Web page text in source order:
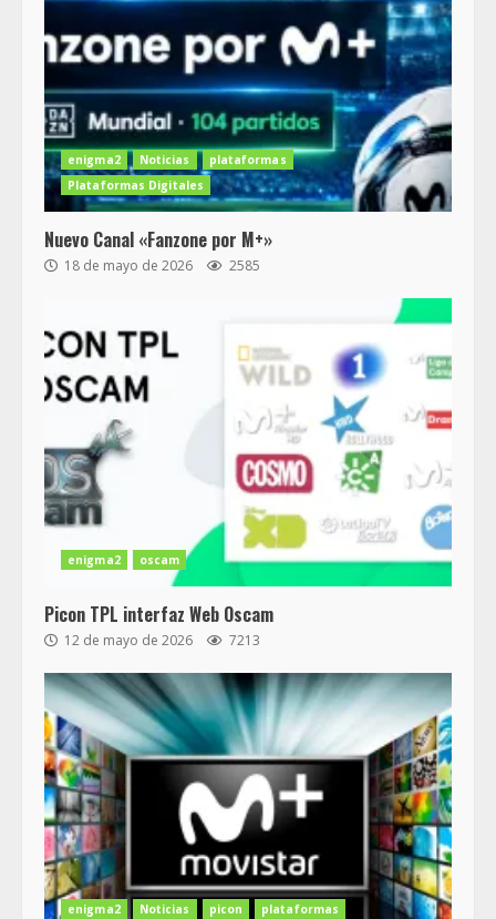
enigma2 Noticias
plataformas
Plataformas Digitales
Nuevo Canal «Fanzone por M+»
18 de mayo de 2026 2585
enigma2 oscam
Picon TPL interfaz Web Oscam
12 de mayo de 2026 7213
enigma2 Noticias picon
plataformas